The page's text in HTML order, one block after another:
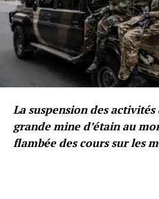
La suspension des
grande mine d’étain au
flambée des cours sur les